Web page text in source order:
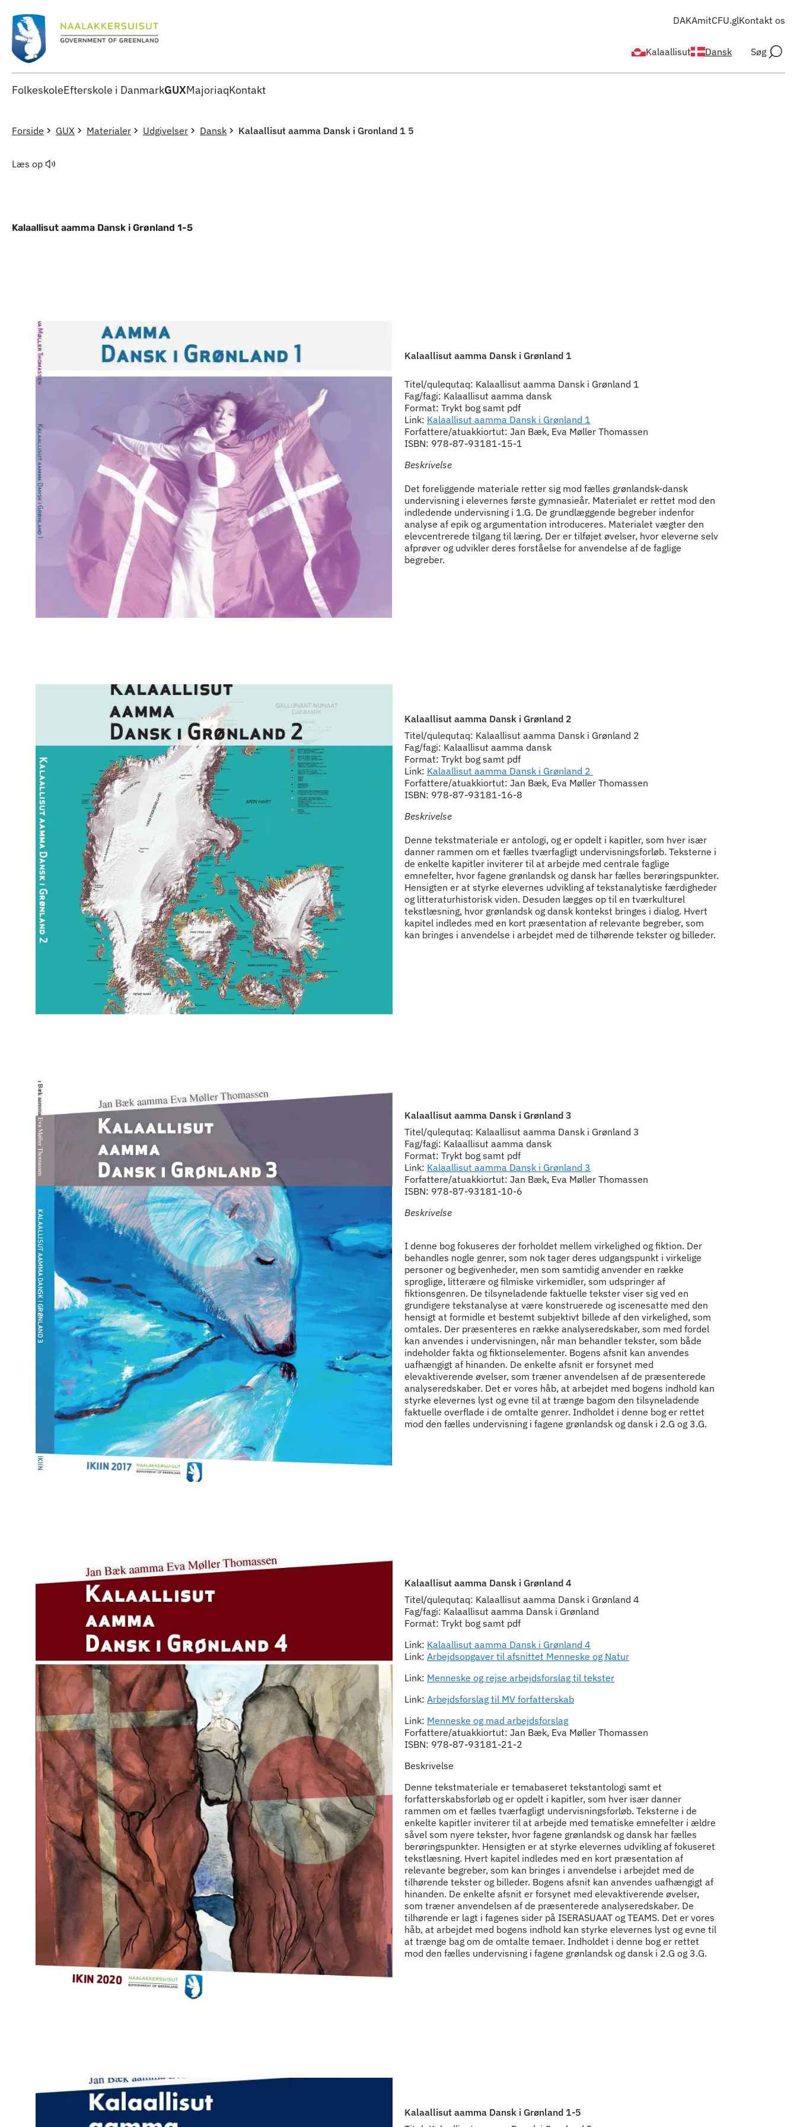
Kalaallisut Dansk Søg
DAKAmitCFU.glKontakt os
FolkeskoleEfterskole i DanmarkGUXMajoriaqKontakt
Forside GUX Materialer Udgivelser Dansk Kalaallisut aamma Dansk i Gronland 1 5
Læs op
Kalaallisut aamma Dansk i Grønland 1-5
Kalaallisut aamma Dansk i Grønland 1
Titel/qulequtaq: Kalaallisut aamma Dansk i Grønland 1
Fag/fagi: Kalaallisut aamma dansk
Format: Trykt bog samt pdf
Link: Kalaallisut aamma Dansk i Grønland 1
Forfattere/atuakkiortut: Jan Bæk, Eva Møller Thomassen
ISBN: 978-87-93181-15-1
Beskrivelse
Det foreliggende materiale retter sig mod fælles grønlandsk-dansk
undervisning i elevernes første gymnasieår. Materialet er rettet mod den
indledende undervisning i 1.G. De grundlæggende begreber indenfor
analyse af epik og argumentation introduceres. Materialet vægter den
elevcentrerede tilgang til læring. Der er tilføjet øvelser, hvor eleverne selv
afprøver og udvikler deres forståelse for anvendelse af de faglige
begreber.
Kalaallisut aamma Dansk i Grønland 2
Titel/qulequtaq: Kalaallisut aamma Dansk i Grønland 2
Fag/fagi: Kalaallisut aamma dansk
Format: Trykt bog samt pdf
Link: Kalaallisut aamma Dansk i Grønland 2
Forfattere/atuakkiortut: Jan Bæk, Eva Møller Thomassen
ISBN: 978-87-93181-16-8
Beskrivelse
Denne tekstmateriale er antologi, og er opdelt i kapitler, som hver især
danner rammen om et fælles tværfagligt undervisningsforløb. Teksterne i
de enkelte kapitler inviterer til at arbejde med centrale faglige
emnefelter, hvor fagene grønlandsk og dansk har fælles berøringspunkter.
Hensigten er at styrke elevernes udvikling af tekstanalytiske færdigheder
og litteraturhistorisk viden. Desuden lægges op til en tværkulturel
tekstlæsning, hvor grønlandsk og dansk kontekst bringes i dialog. Hvert
kapitel indledes med en kort præsentation af relevante begreber, som
kan bringes i anvendelse i arbejdet med de tilhørende tekster og billeder.
Kalaallisut aamma Dansk i Grønland 3
Titel/qulequtaq: Kalaallisut aamma Dansk i Grønland 3
Fag/fagi: Kalaallisut aamma dansk
Format: Trykt bog samt pdf
Link: Kalaallisut aamma Dansk i Grønland 3
Forfattere/atuakkiortut: Jan Bæk, Eva Møller Thomassen
ISBN: 978-87-93181-10-6
Beskrivelse
I denne bog fokuseres der forholdet mellem virkelighed og fiktion. Der
behandles nogle genrer, som nok tager deres udgangspunkt i virkelige
personer og begivenheder, men som samtidig anvender en række
sproglige, litterære og filmiske virkemidler, som udspringer af
fiktionsgenren. De tilsyneladende faktuelle tekster viser sig ved en
grundigere tekstanalyse at være konstruerede og iscenesatte med den
hensigt at formidle et bestemt subjektivt billede af den virkelighed, som
omtales. Der præsenteres en række analyseredskaber, som med fordel
kan anvendes i undervisningen, når man behandler tekster, som både
indeholder fakta og fiktionselementer. Bogens afsnit kan anvendes
uafhængigt af hinanden. De enkelte afsnit er forsynet med
elevaktiverende øvelser, som træner anvendelsen af de præsenterede
analyseredskaber. Det er vores håb, at arbejdet med bogens indhold kan
styrke elevernes lyst og evne til at trænge bagom den tilsyneladende
faktuelle overflade i de omtalte genrer. Indholdet i denne bog er rettet
mod den fælles undervisning i fagene grønlandsk og dansk i 2.G og 3.G.
Kalaallisut aamma Dansk i Grønland 4
Titel/qulequtaq: Kalaallisut aamma Dansk i Grønland 4
Fag/fagi: Kalaallisut aamma Dansk i Grønland
Format: Trykt bog samt pdf
Link: Kalaallisut aamma Dansk i Grønland 4
Link: Arbejdsopgaver til afsnittet Menneske og Natur
Link: Menneske og rejse arbejdsforslag til tekster
Link: Arbejdsforslag til MV forfatterskab
Link: Menneske og mad arbejdsforslag
Forfattere/atuakkiortut: Jan Bæk, Eva Møller Thomassen
ISBN: 978-87-93181-21-2
Beskrivelse
Denne tekstmateriale er temabaseret tekstantologi samt et
forfatterskabsforløb og er opdelt i kapitler, som hver især danner
rammen om et fælles tværfagligt undervisningsforløb. Teksterne i de
enkelte kapitler inviterer til at arbejde med tematiske emnefelter i ældre
såvel som nyere tekster, hvor fagene grønlandsk og dansk har fælles
berøringspunkter. Hensigten er at styrke elevernes udvikling af fokuseret
tekstlæsning. Hvert kapitel indledes med en kort præsentation af
relevante begreber, som kan bringes i anvendelse i arbejdet med de
tilhørende tekster og billeder. Bogens afsnit kan anvendes uafhængigt af
hinanden. De enkelte afsnit er forsynet med elevaktiverende øvelser,
som træner anvendelsen af de præsenterede analyseredskaber. De
tilhørende er lagt i fagenes sider på ISERASUAAT og TEAMS. Det er vores
håb, at arbejdet med bogens indhold kan styrke elevernes lyst og evne til
at trænge bag om de omtalte temaer. Indholdet i denne bog er rettet
mod den fælles undervisning i fagene grønlandsk og dansk i 2.G og 3.G.
Kalaallisut aamma Dansk i Grønland 1-5